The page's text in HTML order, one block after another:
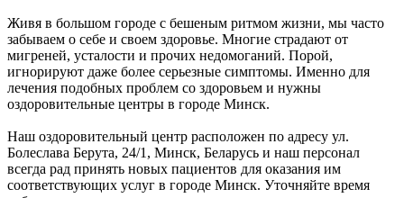
Живя в большом городе с бешеным ритмом жизни, мы часто
забываем о себе и своем здоровье. Многие страдают от
мигреней, усталости и прочих недомоганий. Порой,
игнорируют даже более серьезные симптомы. Именно для
лечения подобных проблем со здоровьем и нужны
оздоровительные центры в городе Минск.
Наш оздоровительный центр расположен по адресу ул.
Болеслава Берута, 24/1, Минск, Беларусь и наш персонал
всегда рад принять новых пациентов для оказания им
соответствующих услуг в городе Минск. Уточняйте время